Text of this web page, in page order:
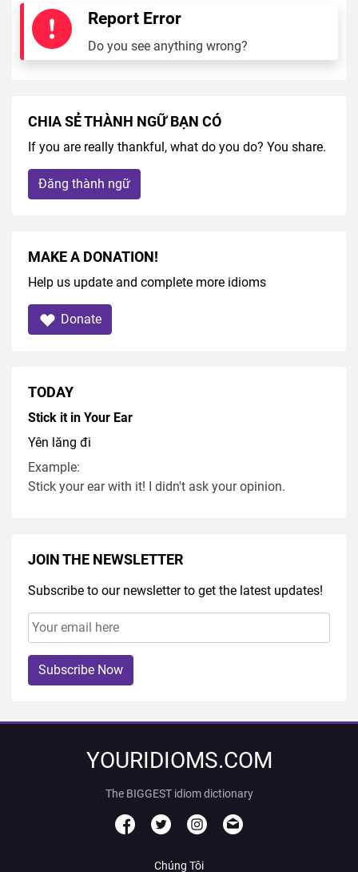
Report Error
Do you see anything wrong?
CHIA SẺ THÀNH NGỮ BẠN CÓ
If you are really thankful, what do you do? You share.
Đăng thành ngữ
MAKE A DONATION!
Help us update and complete more idioms
Donate
TODAY
Stick it in Your Ear
Yên lăng đi
Example:
Stick your ear with it! I didn't ask your opinion.
JOIN THE NEWSLETTER
Subscribe to our newsletter to get the latest updates!
Subscribe Now
YOURIDIOMS.COM
The BIGGEST idiom dictionary
Chúng Tôi